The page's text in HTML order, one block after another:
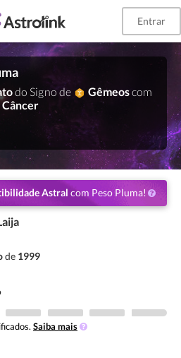
Entrar
do Signo de Gêmeoscom
Câncer
Astral com Peso Pluma!
de 1999
Saiba mais